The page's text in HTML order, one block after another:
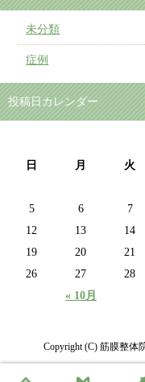
未分類
症例
投稿日カレンダー
日 月 火
« 10月
5
6 7
12
13 14
19
20 21
26
27 28
Copyright (C) 筋膜整体